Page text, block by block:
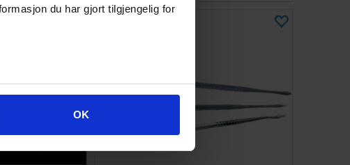
du har gjort tilgjengelig for
OK